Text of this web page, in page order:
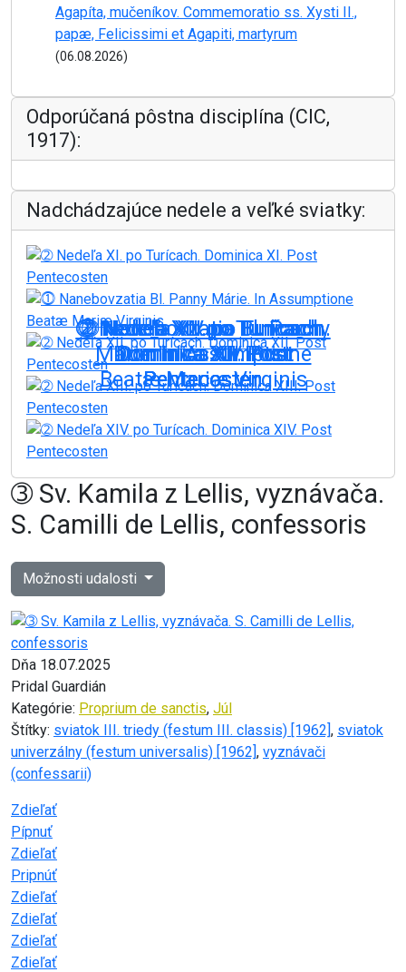
Agapíta, mučeníkov. Commemoratio ss. Xysti II.,
papæ, Felicissimi et Agapiti, martyrum
(06.08.2026)
Odporúčaná pôstna disciplína (CIC,
1917):
Nadchádzajúce nedele a veľké sviatky:
➁ Nedeľa XI. po Turícach.
Dominica XI. Post
Pentecosten
⓵ Nanebovzatia Bl. Panny
Márie. In Assumptione
Beatæ Mariæ Virginis
➁ Nedeľa XII. po Turícach.
Dominica XII. Post
Pentecosten
➁ Nedeľa XIII. po Turícach.
Dominica XIII. Post
Pentecosten
➁ Nedeľa XIV. po Turícach.
Dominica XIV. Post
Pentecosten
➂ Sv. Kamila z Lellis, vyznávača.
S. Camilli de Lellis, confessoris
Možnosti udalosti
Dňa 18.07.2025
Pridal Guardián
Kategórie: Proprium de sanctis, Júl
Štítky: sviatok III. triedy (festum III. classis) [1962], sviatok
univerzálny (festum universalis) [1962], vyznávači
(confessarii)
Zdieľať
Pípnuť
Zdieľať
Pripnúť
Zdieľať
Zdieľať
Zdieľať
Zdieľať